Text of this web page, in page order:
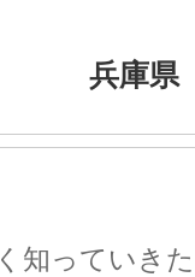
兵庫県
知っていき